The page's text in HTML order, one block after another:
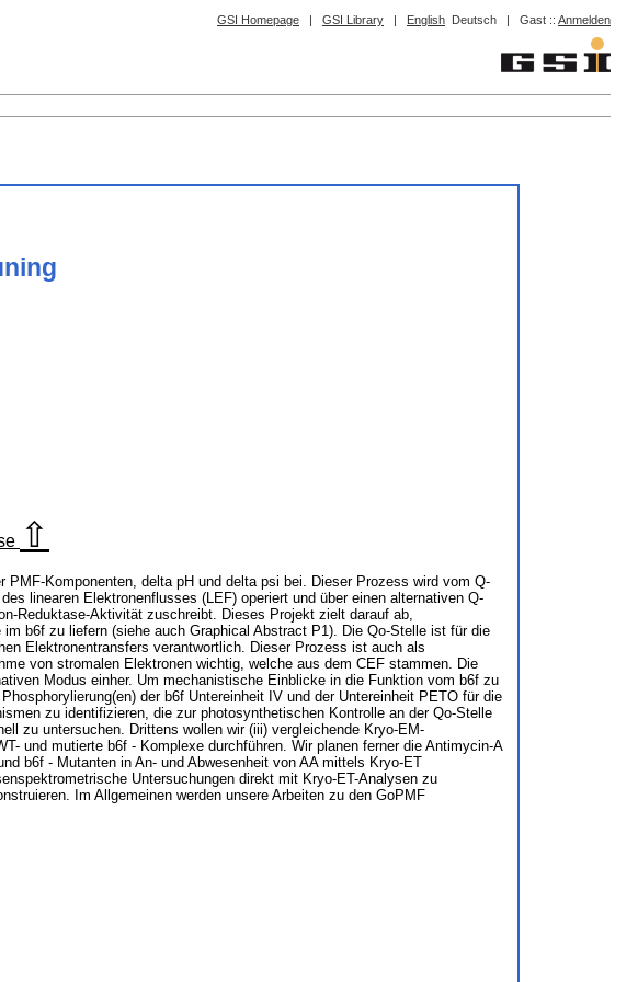
GSI Homepage | GSI Library | English Deutsch | Gast :: Anmelden
⇧
Komponenten, delta pH und delta psi bei. Dieser Prozess wird vom Q-
linearen Elektronenflusses (LEF) operiert und über einen alternativen Q-
Reduktase-Aktivität zuschreibt. Dieses Projekt zielt darauf ab,
b6f zu liefern (siehe auch Graphical Abstract P1). Die Qo-Stelle ist für die
Elektronentransfers verantwortlich. Dieser Prozess ist auch als
von stromalen Elektronen wichtig, welche aus dem CEF stammen. Die
Modus einher. Um mechanistische Einblicke in die Funktion vom b6f zu
der b6f Untereinheit IV und der Untereinheit PETO für die
zu identifizieren, die zur photosynthetischen Kontrolle an der Qo-Stelle
zu untersuchen. Drittens wollen wir (iii) vergleichende Kryo-EM-
und mutierte b6f - Komplexe durchführen. Wir planen ferner die Antimycin-A
b6f - Mutanten in An- und Abwesenheit von AA mittels Kryo-ET
Untersuchungen direkt mit Kryo-ET-Analysen zu
Im Allgemeinen werden unsere Arbeiten zu den GoPMF